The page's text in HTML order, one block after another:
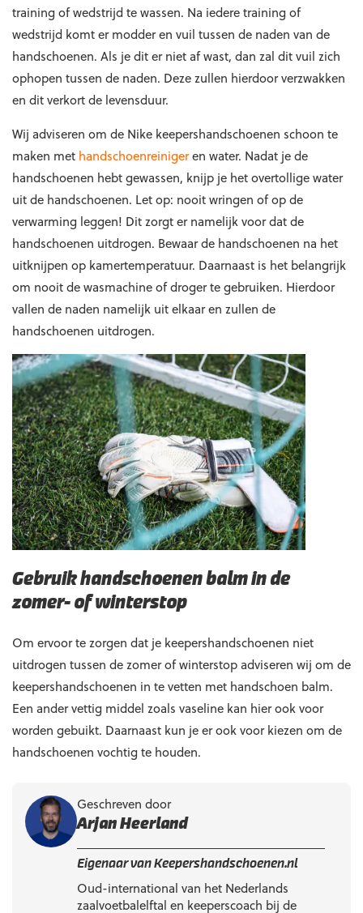
training of wedstrijd te wassen. Na iedere training of
wedstrijd komt er modder en vuil tussen de naden van de
handschoenen. Als je dit er niet af wast, dan zal dit vuil zich
ophopen tussen de naden. Deze zullen hierdoor verzwakken
en dit verkort de levensduur.
Wij adviseren om de Nike keepershandschoenen schoon te
maken met handschoenreinigeren water. Nadat je de
handschoenen hebt gewassen, knijp je het overtollige water
uit de handschoenen. Let op: nooit wringen of op de
verwarming leggen! Dit zorgt er namelijk voor dat de
handschoenen uitdrogen. Bewaar de handschoenen na het
uitknijpen op kamertemperatuur. Daarnaast is het belangrijk
om nooit de wasmachine of droger te gebruiken. Hierdoor
vallen de naden namelijk uit elkaar en zullen de
handschoenen uitdrogen.
Gebruik handschoenen balm in de
zomer- of winterstop
Om ervoor te zorgen dat je keepershandschoenen niet
uitdrogen tussen de zomer of winterstop adviseren wij om de
keepershandschoenen in te vetten met handschoen balm.
Een ander vettig middel zoals vaseline kan hier ook voor
worden gebuikt. Daarnaast kun je er ook voor kiezen om de
handschoenen vochtig te houden.
Geschreven door
Arjan Heerland
Eigenaar van Keepershandschoenen.nl
Oud-international van het Nederlands
zaalvoetbalelftal en keeperscoach bij de